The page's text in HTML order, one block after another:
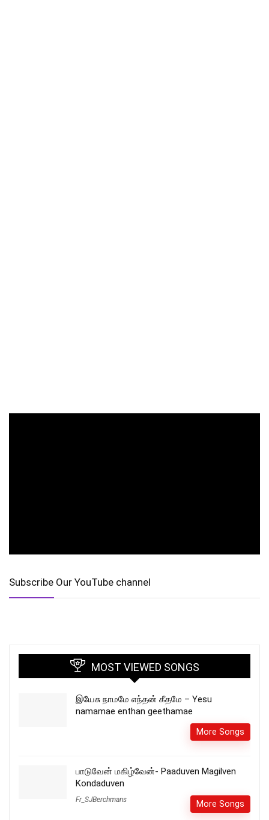
Subscribe Our YouTube channel
MOST VIEWED SONGS
இயேசு நாமமே எந்தன் கீதமே – Yesu
namamae enthan geethamae
More Songs
பாடுவேன் மகிழ்வேன்- Paaduven Magilven
Kondaduven
Fr_SJBerchmans More Songs